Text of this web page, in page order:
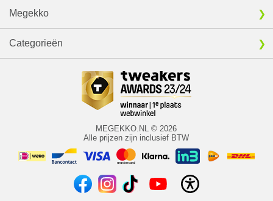
Megekko
Categorieën
MEGEKKO.NL © 2026
Alle prijzen zijn inclusief BTW